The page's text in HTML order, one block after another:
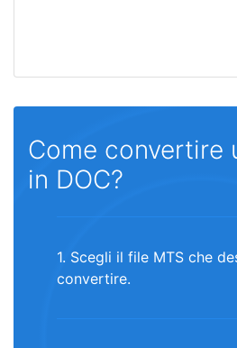
Come convertire
in DOC?
1. Scegli il file MTS che
convertire.